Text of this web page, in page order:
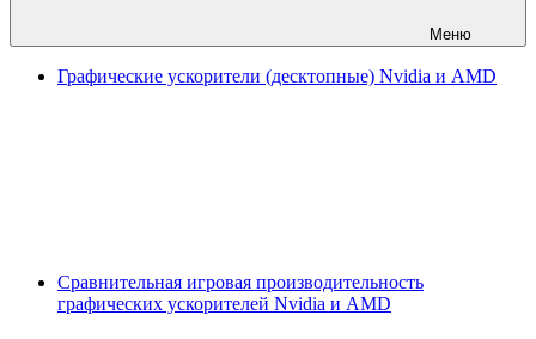
Меню
Графические ускорители (десктопные) Nvidia и AMD
Сравнительная игровая производительность
графических ускорителей Nvidia и AMD